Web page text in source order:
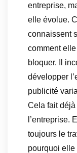
entreprise,
elle évolue.
connaissent
comment
bloquer. Il
développer
publicité
Cela fait
l’entreprise.
toujours le
pourquoi elle